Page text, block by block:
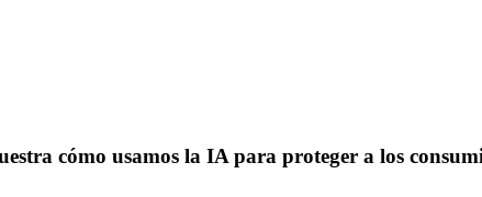
cómo usamos la IA para proteger a los